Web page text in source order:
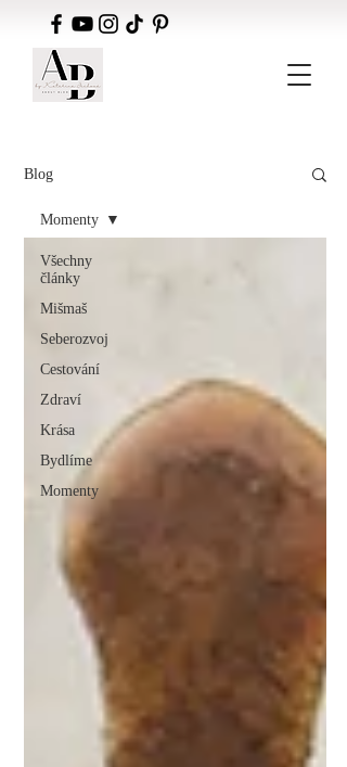
Blog
Všechny
články
Mišmaš
Seberozvoj
Cestování
Zdraví
Krása
Bydlíme
Momenty
Momenty